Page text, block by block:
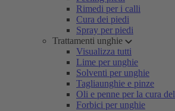
Rimedi per i calli
Cura dei piedi
Spray per piedi
Trattamenti unghie
Visualizza tutti
Lime per unghie
Solventi per unghie
Tagliaunghie e pinze
Oli e penne per la cura
Forbici per unghie